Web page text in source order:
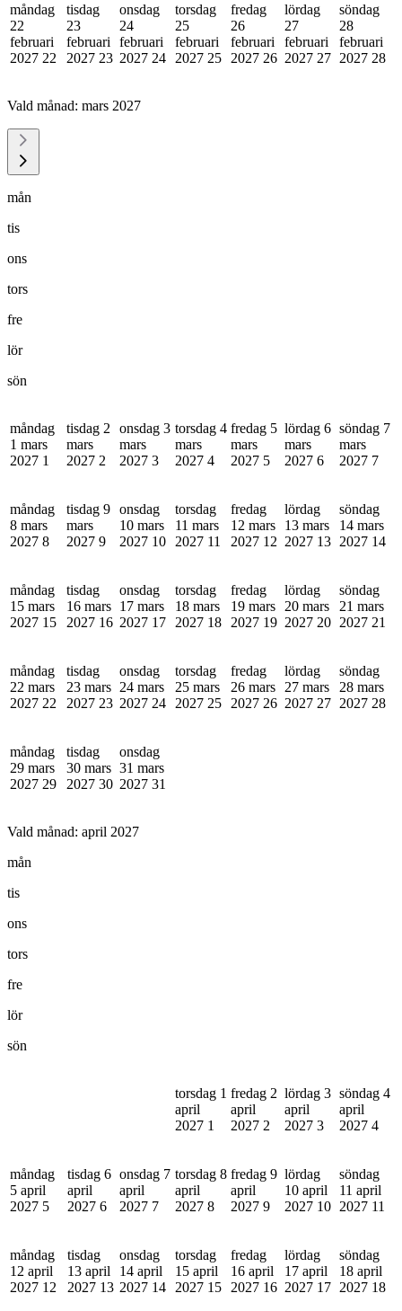
måndag
22
februari
2027 22
tisdag
23
februari
2027 23
onsdag
24
februari
2027 24
torsdag
25
februari
2027 25
fredag
26
februari
2027 26
lördag
27
februari
2027 27
söndag
28
februari
2027 28
Vald månad: mars 2027
mån
tis
ons
tors
fre
lör
sön
måndag
1 mars
2027 1
tisdag 2
mars
2027 2
onsdag 3
mars
2027 3
torsdag 4
mars
2027 4
fredag 5
mars
2027 5
lördag 6
mars
2027 6
söndag 7
mars
2027 7
måndag
8 mars
2027 8
tisdag 9
mars
2027 9
onsdag
10 mars
2027 10
torsdag
11 mars
2027 11
fredag
12 mars
2027 12
lördag
13 mars
2027 13
söndag
14 mars
2027 14
måndag
15 mars
2027 15
tisdag
16 mars
2027 16
onsdag
17 mars
2027 17
torsdag
18 mars
2027 18
fredag
19 mars
2027 19
lördag
20 mars
2027 20
söndag
21 mars
2027 21
måndag
22 mars
2027 22
tisdag
23 mars
2027 23
onsdag
24 mars
2027 24
torsdag
25 mars
2027 25
fredag
26 mars
2027 26
lördag
27 mars
2027 27
söndag
28 mars
2027 28
måndag
29 mars
2027 29
tisdag
30 mars
2027 30
onsdag
31 mars
2027 31
Vald månad: april 2027
mån
tis
ons
tors
fre
lör
sön
torsdag 1
april
2027 1
fredag 2
april
2027 2
lördag 3
april
2027 3
söndag 4
april
2027 4
måndag
5 april
2027 5
tisdag 6
april
2027 6
onsdag 7
april
2027 7
torsdag 8
april
2027 8
fredag 9
april
2027 9
lördag
10 april
2027 10
söndag
11 april
2027 11
måndag
12 april
2027 12
tisdag
13 april
2027 13
onsdag
14 april
2027 14
torsdag
15 april
2027 15
fredag
16 april
2027 16
lördag
17 april
2027 17
söndag
18 april
2027 18